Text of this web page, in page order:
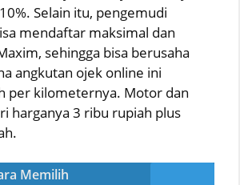
Selain itu, pengemudi
mendaftar maksimal dan
sehingga bisa berusaha
angkutan ojek online ini
per kilometernya. Motor dan
harganya 3 ribu rupiah plus
Memilih